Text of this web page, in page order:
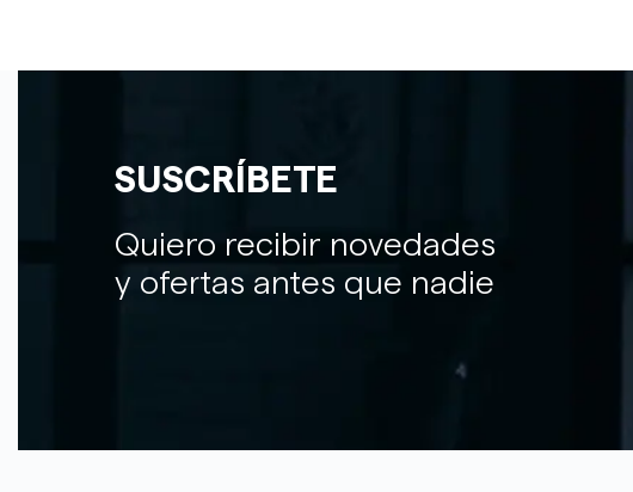
SUSCRÍBETE
Quiero recibir novedades
y ofertas antes que nadie